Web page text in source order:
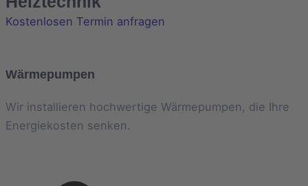
Kostenlosen Termin anfragen
Wärmepumpen
Wir installieren hochwertige Wärmepumpen, die Ihre
Energiekosten senken.